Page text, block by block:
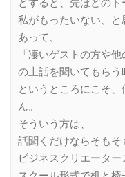
とすると、先ほどの
私がもったいない、
あって、
「凄いゲストの方や
の上話を聞いてもらう
というところにこそ
ん。
そういう方は、
話聞くだけならそもそ
ビジネスクリエーター